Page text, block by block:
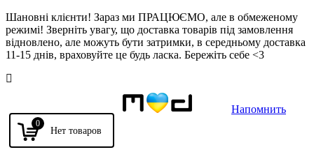
Шановні клієнти! Зараз ми ПРАЦЮЄМО, але в обмеженому
режимі! Зверніть увагу, що доставка товарів під замовлення
відновлено, але можуть бути затримки, в середньому доставка
11-15 днів, враховуйте це будь ласка. Бережіть себе <3
0
Напомнить